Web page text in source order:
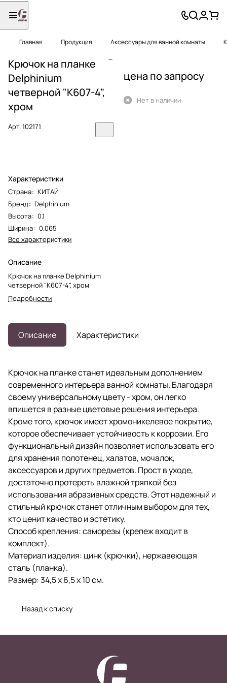
Главная Продукция Аксессуары для ванной комнаты
Крючок на планке
Delphinium
четверной "К607-4",
хром
Арт.102171
Характеристики
Страна: КИТАЙ
Бренд: Delphinium
Высота: 0.1
Ширина: 0.065
Все характеристики
Описание
Крючок на планке Delphinium
четверной "К607-4", хром
Подробности
цена по запросу
Нет в наличии
Описание Характеристики
Крючок на планке станет идеальным дополнением
современного интерьера ванной комнаты. Благодаря
своему универсальному цвету - хром, он легко
впишется в разные цветовые решения интерьера.
Кроме того, крючок имеет хромоникелевое покрытие,
которое обеспечивает устойчивость к коррозии. Его
функциональный дизайн позволяет использовать его
для хранения полотенец, халатов, мочалок,
аксессуаров и других предметов. Прост в уходе,
достаточно протереть влажной тряпкой без
использования абразивных средств. Этот надежный и
стильный крючок станет отличным выбором для тех,
кто ценит качество и эстетику.
Способ крепления: саморезы (крепеж входит в
комплект).
Материал изделия: цинк (крючки), нержавеющая
сталь (планка).
Размер: 34,5 х 6,5 х 10 см.
Назад к списку